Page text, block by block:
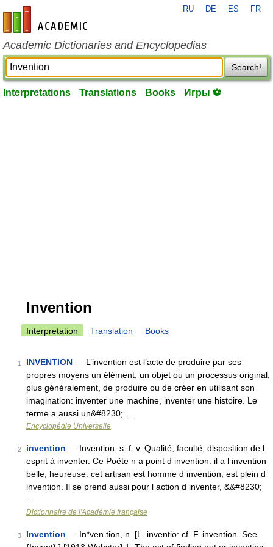
en-academic.com
RU DE ES FR
Academic Dictionaries and Encyclopedias
Search!
Interpretations Translations Books Игры ⚽
Invention
Interpretation Translation Books
1 INVENTION — L’invention est l’acte de produire par ses
propres moyens un élément, un objet ou un processus original;
plus généralement, de produire ou de créer en utilisant son
imagination: inventer une machine, inventer une histoire. Le
terme a aussi un&#8230; …
Encyclopédie Universelle
2 invention — Invention. s. f. v. Qualité, faculté, disposition de l
esprit à inventer. Ce Poëte n a point d invention. il a l invention
belle, heureuse. cet artisan est homme d invention, est plein d
invention. Il se prend aussi pour l action d inventer, &&#8230;
Dictionnaire de l'Académie française
3 Invention — In*ven tion, n. [L. inventio: cf. F. invention. See